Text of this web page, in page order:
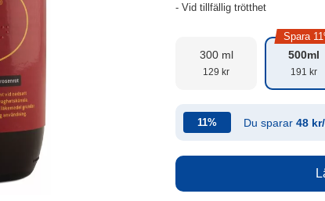
- Vid tillfällig trötthet
300 ml
129 kr
500ml
191 kr
Spara
11% Du sparar 48